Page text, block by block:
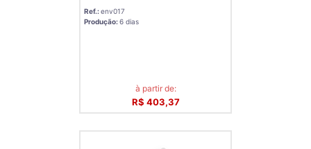
Ref.:env017
Produção:6 dias
à partir de:
R$ 403,37